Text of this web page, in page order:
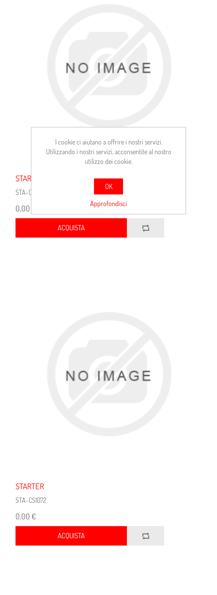
STARTER
STA-CS1067
0,00 €
ACQUISTA
STARTER
STA-CS1072
0,00 €
ACQUISTA
I cookie ci aiutano a offrire i nostri servizi.
Utilizzando i nostri servizi, acconsentite al nostro
utilizzo dei cookie.
OK
Approfondisci